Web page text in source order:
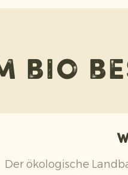
Bio
Der ökologische